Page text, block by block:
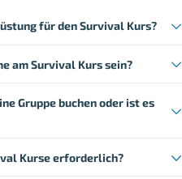
für den Survival Kurs?
am Survival Kurs sein?
Gruppe buchen oder ist es
Kurse erforderlich?